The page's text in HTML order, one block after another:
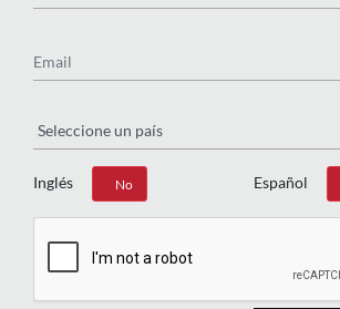
Inglés
Sí No Español
Sí